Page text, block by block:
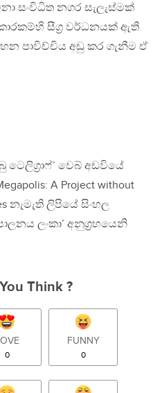
සංවිධිත නගර සැලැස්මක්
සීග‍්‍ර වර්ධනයක් ඇති
පාවිච්චිය අඩු කර ගැනීම ඒ
ටෙලිග‍්‍රාෆ්’ වෙබ් අඩවියේ
A Project without
නැමැති ලිපියේ සිංහල
ලංකා’ අනුග‍්‍රහයෙනි
Think ?
0
FUNNY
0